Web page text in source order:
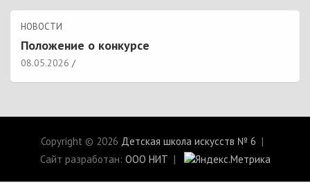
НОВОСТИ
Положение о конкурсе
08.05.2026
Copyright © 2026 Детская школа искусств № 6
Сайт разработан: ООО НИТ